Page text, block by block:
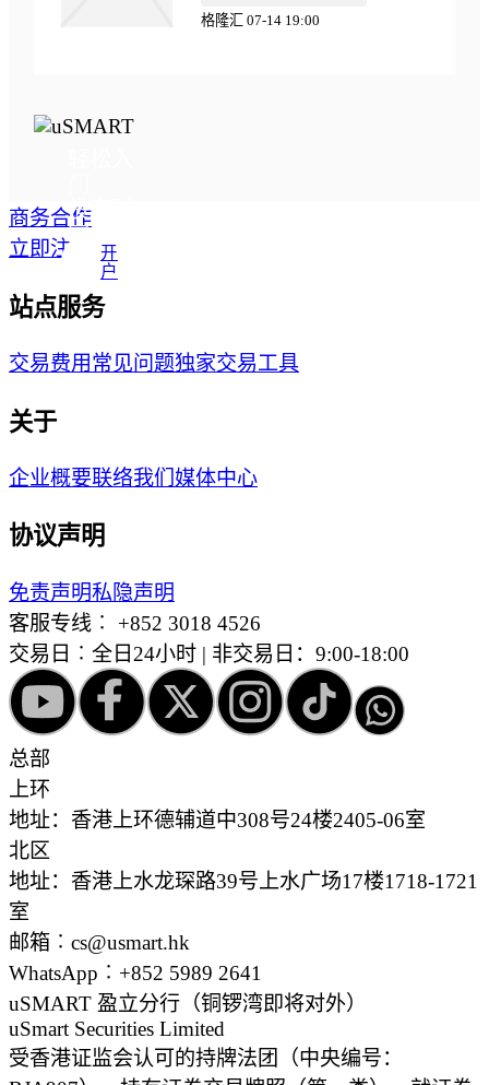
格隆汇 07-14 19:00
投资财
富增值
开
户
商务合作
立即注册
站点服务
交易费用常见问题独家交易工具
关于
企业概要联络我们 媒体中心
协议声明
免责声明私隐声明
客服专线︰ +852 3018 4526
交易日︰全日24小时 | 非交易日：9:00-18:00
总部
上环
地址：香港上环德辅道中308号24楼2405-06室
北区
地址：香港上水龙琛路39号上水广场17楼1718-1721
室
邮箱︰cs@usmart.hk
WhatsApp︰+852 5989 2641
uSMART 盈立分行 （铜锣湾即将对外）
uSmart Securities Limited
受香港证监会认可的持牌法团（中央编号：